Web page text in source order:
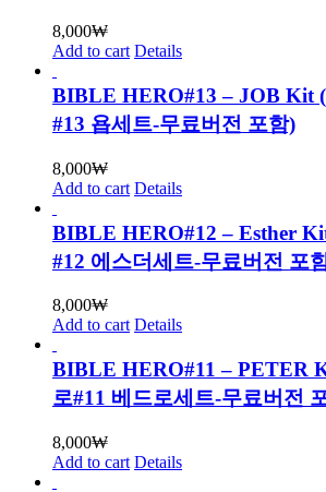
8,000₩
Add to cart Details
BIBLE HERO#13 – JOB Kit
#13 욥세트-무료버전 포함)
8,000₩
Add to cart Details
BIBLE HERO#12 – Esther
#12 에스더세트-무료버전 포
8,000₩
Add to cart Details
BIBLE HERO#11 – PETER
로#11 베드로세트-무료버전
8,000₩
Add to cart Details